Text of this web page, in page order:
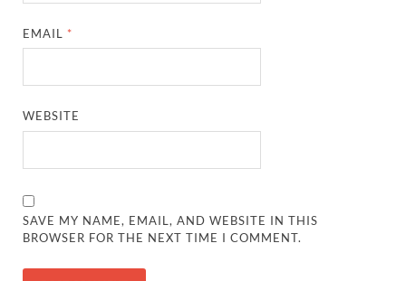
EMAIL *
WEBSITE
SAVE MY NAME, EMAIL, AND WEBSITE IN THIS
BROWSER FOR THE NEXT TIME I COMMENT.